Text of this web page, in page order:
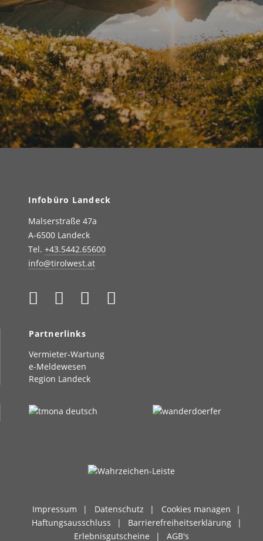
Infobüro Landeck
Malserstraße 47a
A-6500 Landeck
Tel. +43.5442.65600
info@tirolwest.at
Partnerlinks
Vermieter-Wartung
e-Meldewesen
Region Landeck
Impressum Datenschutz
Cookies managen
Haftungsausschluss
Barrierefreiheitserklärung
Erlebnisgutscheine
AGB's